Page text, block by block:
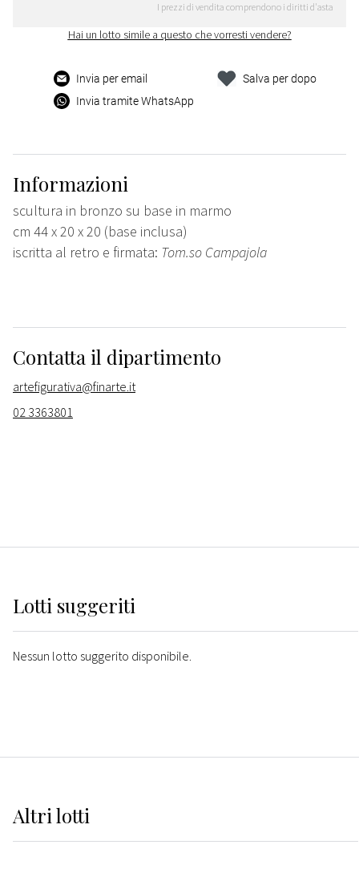
I prezzi di vendita comprendono i diritti d'asta
Hai un lotto simile a questo che vorresti vendere?
Invia per email
Invia tramite WhatsApp
Salva per dopo
Informazioni
scultura in bronzo su base in marmo
cm 44 x 20 x 20 (base inclusa)
iscritta al retro e firmata: Tom.so Campajola
Contatta il dipartimento
artefigurativa@finarte.it
02 3363801
Lotti suggeriti
Nessun lotto suggerito disponibile.
Altrilotti